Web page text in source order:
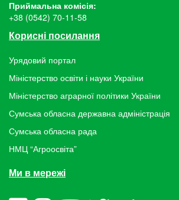
Приймальна комісія:
+38 (0542) 70-11-58
Корисні посилання
Урядовий портал
Міністерство освіти і науки України
Міністерство аграрної політики України
Сумська обласна державна адміністрація
Сумська обласна рада
НМЦ “Агроосвіта”
Ми в мережі